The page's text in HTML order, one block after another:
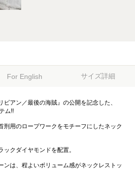
For English サイズ詳細
アン／最後の海賊』の公開を記念した、
ム!!
刑用のロープワークをモチーフにしたネック
クダイヤモンドを配置。
ンは、程よいボリューム感がネックレストッ